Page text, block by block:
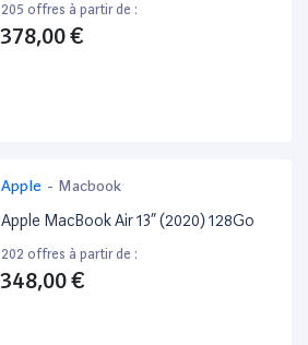
205 offres à partir de :
378,00 €
Apple - Macbook
Apple MacBook Air 13” (2020) 128Go
202 offres à partir de :
348,00 €